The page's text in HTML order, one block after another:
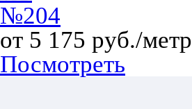
№204
от 5 175 руб./метр
Посмотреть